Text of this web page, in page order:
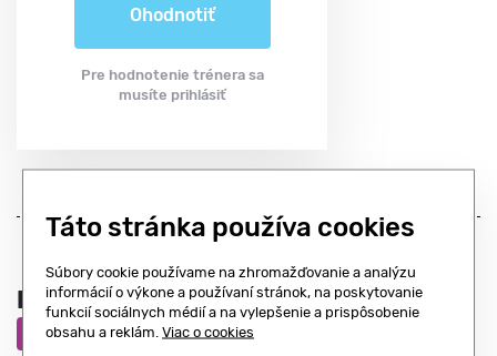
Ohodnotiť
Pre hodnotenie trénera sa
musíte prihlásiť
Prevádzky, kde Samuel trénuje:
FITNESS CENTRUM KOŠICE AUPARK
Táto stránka používa cookies
Súbory cookie používame na zhromažďovanie a analýzu
informácií o výkone a používaní stránok, na poskytovanie
funkcií sociálnych médií a na vylepšenie a prispôsobenie
obsahu a reklám. Viac o cookies